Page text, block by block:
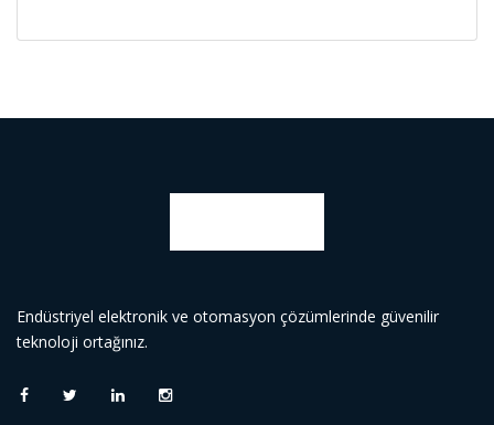
Endüstriyel elektronik ve otomasyon çözümlerinde güvenilir
teknoloji ortağınız.